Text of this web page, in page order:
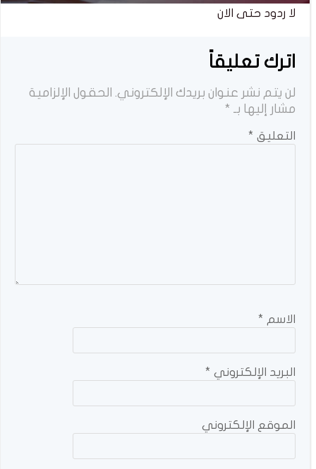
لا ردود حتى الان
اترك تعليقاً
لن يتم نشر عنوان بريدك الإلكتروني. الحقول الإلزامية
مشار إليها بـ *
التعليق *
الاسم *
البريد الإلكتروني *
الموقع الإلكتروني